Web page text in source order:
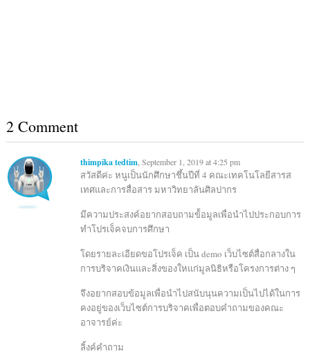
2 Comment
thimpika tedtim , September 1, 2019 at 4:25 pm
สวัสดีค่ะ หนูเป็นนักศึกษาชึ้นปีที่ 4 คณะเทคโนโลยีสารส
เทศและการสื่อสาร มหาวิทยาลันศิลปากร
มีความประสงค์อยากสอบถามข้้อมูลเพื่อนำไปประกอบการ
ทำโปรเจ็คจบการศึกษา
โดยรายละเอียดขอโปรเจ็ค เป็น demo เว็บไซต์สื่อกลางใน
การบริจาคเงินและสิ่งของใหแก่มูลนิธิหรือโครงการต่าง ๆ
จึงอยากสอบข้อมูลเพื่อนำไปสนับนุนความเป็นไปได้ในการ
คงอยู่ของเว็บไซต์การบริจาคเพื่อตอบคำถามของคณะ
อาจารย์ค่ะ
ลิ้งค์คำถาม